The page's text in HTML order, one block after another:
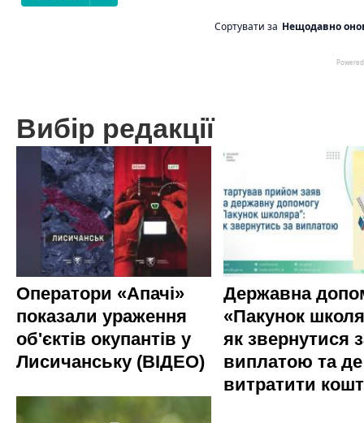
Вибір редакції
Оператори «Апачі»
показали ураження
об'єктів окупантів у
Лисичанську (ВІДЕО)
Державна
«Пакунок
як звернутися
виплатою та де
витратити